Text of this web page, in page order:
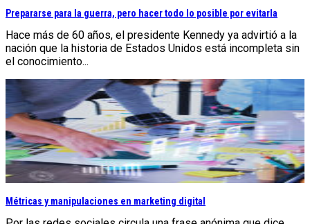
Prepararse para la guerra, pero hacer todo lo posible por evitarla
Hace más de 60 años, el presidente Kennedy ya advirtió a la
nación que la historia de Estados Unidos está incompleta sin
el conocimiento...
Métricas y manipulaciones en marketing digital